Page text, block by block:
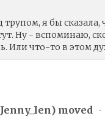
я бы сказала,
Ну - вспоминаю,
Или что-то в этом
Jenny_Ien) moved •